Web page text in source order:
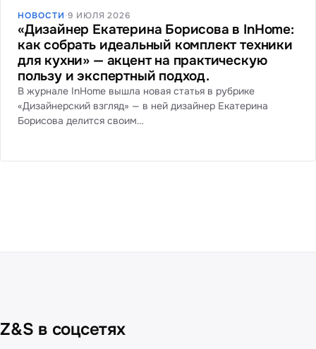
НОВОСТИ·9 ИЮЛЯ 2026
«Дизайнер Екатерина Борисова в InHome:
как собрать идеальный комплект техники
для кухни» — акцент на практическую
пользу и экспертный подход.
В журнале InHome вышла новая статья в рубрике
«Дизайнерский взгляд» — в ней дизайнер Екатерина
Борисова делится своим…
Z&S в соцсетях